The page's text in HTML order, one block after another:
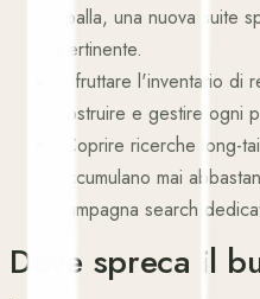
spalla, una nuova suite
pertinente.
Sfruttare l'inventario di
costruire e gestire ogni
Coprire ricerche long-
accumulano mai
campagna search
Dove spreca il